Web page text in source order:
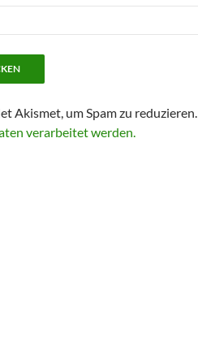
Akismet, um Spam zu reduzieren.
verarbeitet werden.